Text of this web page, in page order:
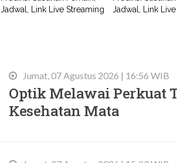
Jadwal, Link Live Streaming
Jadwal, Link
Jumat, 07 Agustus 2026 | 16:56 WIB
Optik Melawai Perkuat
Kesehatan Mata